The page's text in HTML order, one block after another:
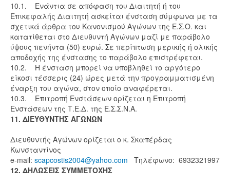
10.1. Ενάντια σε απόφαση του Διαιτητή ή του
Επικεφαλής Διαιτητή ασκείται ένσταση σύμφωνα με τα
σχετικά άρθρα του Κανονισμού Αγώνων της Ε.Σ.Ο. και
κατατίθεται στο Διευθυντή Αγώνων μαζί με παράβολο
ύψους πενήντα (50) ευρώ. Σε περίπτωση μερικής ή ολικής
αποδοχής της ένστασης το παράβολο επιστρέφεται.
10.2. Η ένσταση μπορεί να υποβληθεί το αργότερο
είκοσι τέσσερις (24) ώρες μετά την προγραμματισμένη
έναρξη του αγώνα, στον οποίο αναφέρεται.
10.3. Επιτροπή Ενστάσεων ορίζεται η Επιτροπή
Ενστάσεων της Τ.Ε.Δ. της Ε.Σ.Σ.Ν.Α.
11. ΔΙΕΥΘΥΝΤΗΣ ΑΓΩΝΩΝ
Διευθυντής Αγώνων ορίζεται ο κ. Σκαπέρδας
Κωνσταντίνος
e-mail: scapcostis2004@yahoo.com Τηλέφωνο: 6932321997
12. ΔΗΛΩΣΕΙΣ ΣΥΜΜΕΤΟΧΗΣ